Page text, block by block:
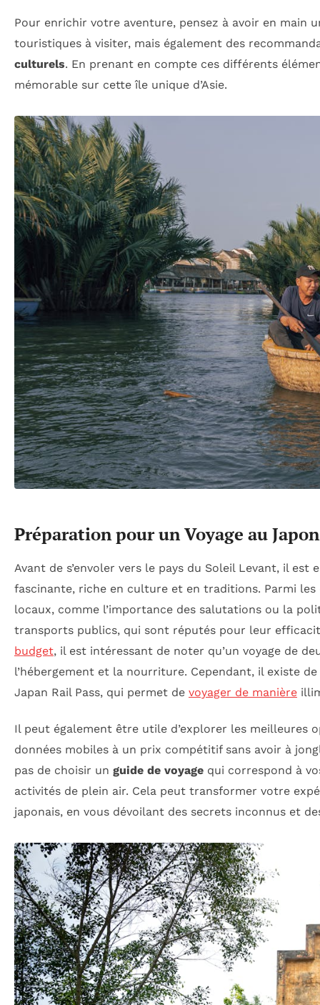
Pour enrichir votre aventure, pensez à avoir en main
touristiques à visiter, mais également des
culturels. En prenant en compte ces différents
mémorable sur cette île unique d’Asie.
Préparation pour un Voyage au Japon
Avant de s’envoler vers le pays du Soleil Levant, il est
fascinante, riche en culture et en traditions. Parmi
locaux, comme l’importance des salutations ou la
transports publics, qui sont réputés pour leur
budget, il est intéressant de noter qu’un voyage de
l’hébergement et la nourriture. Cependant, il existe
Japan Rail Pass, qui permet de voyager de manière
Il peut également être utile d’explorer les meilleures
données mobiles à un prix compétitif sans avoir à
pas de choisir un guide de voyage qui correspond à
activités de plein air. Cela peut transformer votre
japonais, en vous dévoilant des secrets inconnus et